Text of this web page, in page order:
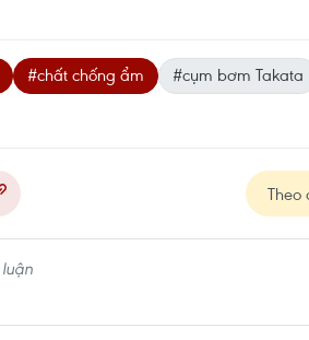
#chất chống ẩm #cụm bơm Takata
Theo